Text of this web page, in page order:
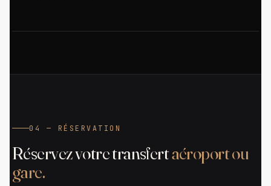
04 — RÉSERVATION
Réservez votre transfertaéroport ou
gare.